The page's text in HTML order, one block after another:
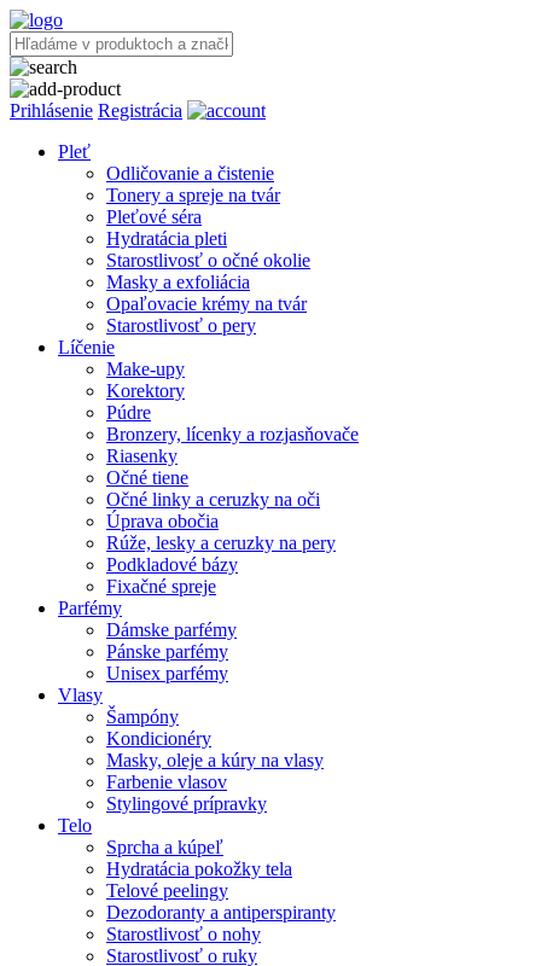
Prihlásenie Registrácia
Pleť
Odličovanie a čistenie
Tonery a spreje na tvár
Pleťové séra
Hydratácia pleti
Starostlivosť o očné okolie
Masky a exfoliácia
Opaľovacie krémy na tvár
Starostlivosť o pery
Líčenie
Make-upy
Korektory
Púdre
Bronzery, lícenky a rozjasňovače
Riasenky
Očné tiene
Očné linky a ceruzky na oči
Úprava obočia
Rúže, lesky a ceruzky na pery
Podkladové bázy
Fixačné spreje
Parfémy
Dámske parfémy
Pánske parfémy
Unisex parfémy
Vlasy
Šampóny
Kondicionéry
Masky, oleje a kúry na vlasy
Farbenie vlasov
Stylingové prípravky
Telo
Sprcha a kúpeľ
Hydratácia pokožky tela
Telové peelingy
Dezodoranty a antiperspiranty
Starostlivosť o nohy
Starostlivosť o ruky